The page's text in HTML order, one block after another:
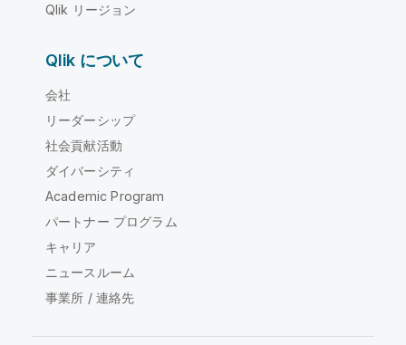
Qlik リージョン
Qlik について
会社
リーダーシップ
社会貢献活動
ダイバーシティ
Academic Program
パートナー プログラム
キャリア
ニュースルーム
事業所 / 連絡先